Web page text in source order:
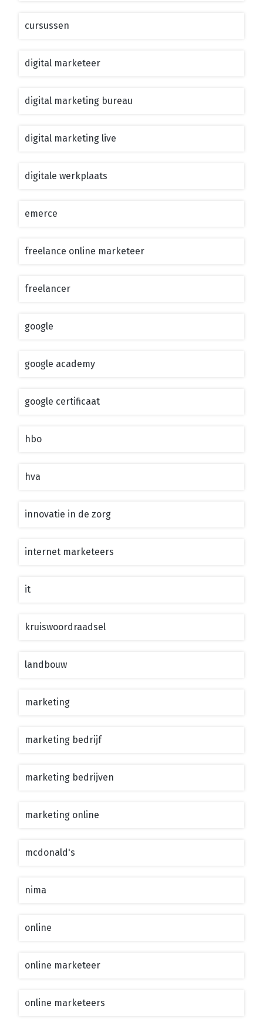
cursussen
digital marketeer
digital marketing bureau
digital marketing live
digitale werkplaats
emerce
freelance online marketeer
freelancer
google
google academy
google certificaat
hbo
hva
innovatie in de zorg
internet marketeers
it
kruiswoordraadsel
landbouw
marketing
marketing bedrijf
marketing bedrijven
marketing online
mcdonald's
nima
online
online marketeer
online marketeers